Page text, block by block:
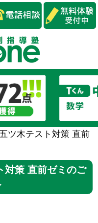
ツ木テスト対策 直前
対策 直前ゼミのご